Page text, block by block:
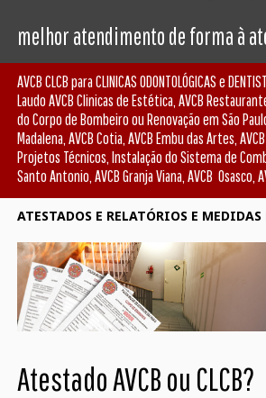
melhor atendimento de forma à
AVCB CLCB para CLINICAS ODONTOLÓGICAS e
Laudo AVCB Clinicas de Estética, AVCB
do Corpo de Bombeiro ou Renovação em São
Madalena, AVCB Cotia, AVCB Embu das Artes,
Projetos Técnicos, Instalação do Sistema de
Santo Antonio, AVCB Granja Viana, AVCB Osasco,
ATESTADOS E RELATÓRIOS E
Atestado AVCB ou CLCB?